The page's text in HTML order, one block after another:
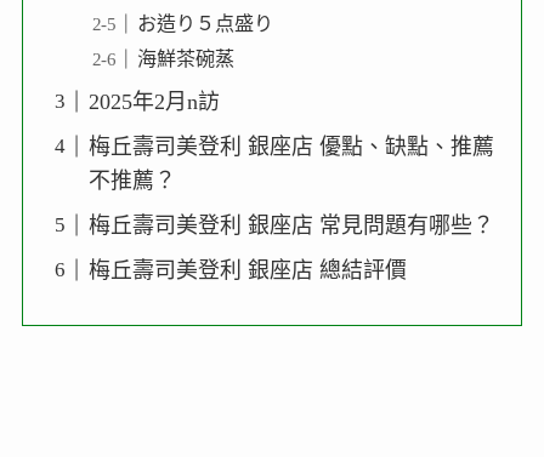
お造り５点盛り
海鮮茶碗蒸
2025年2月n訪
梅丘壽司美登利 銀座店 優點、缺點、推薦
不推薦？
梅丘壽司美登利 銀座店 常見問題有哪些？
梅丘壽司美登利 銀座店 總結評價